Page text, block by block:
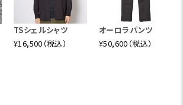
TSシェルシャツ
¥16,500（税込）
オーロラパンツ
¥50,600（税込）